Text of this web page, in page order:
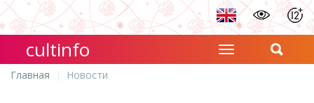
cultinfo
Главная Новости